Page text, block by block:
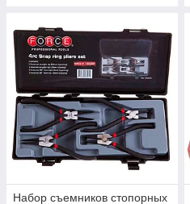
Набор съемников стопорных